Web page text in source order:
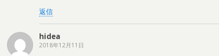
返信
hidea
2018年12月11日